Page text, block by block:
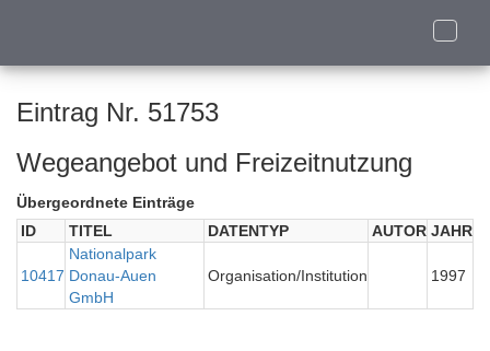
Toggle
Eintrag Nr. 51753
Wegeangebot und Freizeitnutzung
Übergeordnete Einträge
ID
TITEL DATENTYP AUTOR JAHR
10417
Nationalpark
Donau-Auen
GmbH
Organisation/Institution 1997